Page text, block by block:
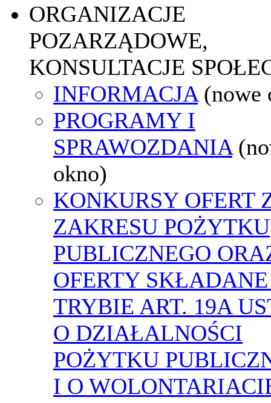
ORGANIZACJE
POZARZĄDOWE,
KONSULTACJE
INFORMACJA (nowe
PROGRAMY I
SPRAWOZDANIA
okno)
KONKURSY OFERT
ZAKRESU POŻYTKU
PUBLICZNEGO
OFERTY
TRYBIE ART. 19A
O DZIAŁALNOŚCI
POŻYTKU
I O